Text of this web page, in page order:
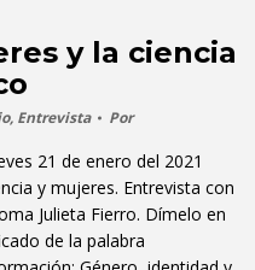
y la ciencia
, Entrevista Por
21 de enero del 2021
y mujeres. Entrevista con
Julieta Fierro. Dímelo en
de la palabra